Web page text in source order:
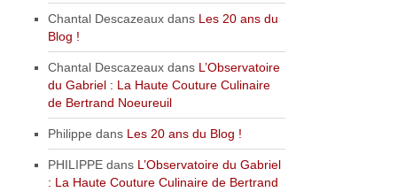
Chantal Descazeaux dans Les 20 ans du
Blog !
Chantal Descazeaux dans L’Observatoire
du Gabriel : La Haute Couture Culinaire
de Bertrand Noeureuil
Philippe dans Les 20 ans du Blog !
PHILIPPE dans L’Observatoire du Gabriel
: La Haute Couture Culinaire de Bertrand